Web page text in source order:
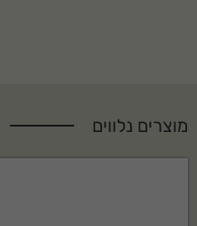
מוצרים נלווים